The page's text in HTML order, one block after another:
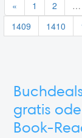
« 1 2 …
1409
1410
gratis
Book-